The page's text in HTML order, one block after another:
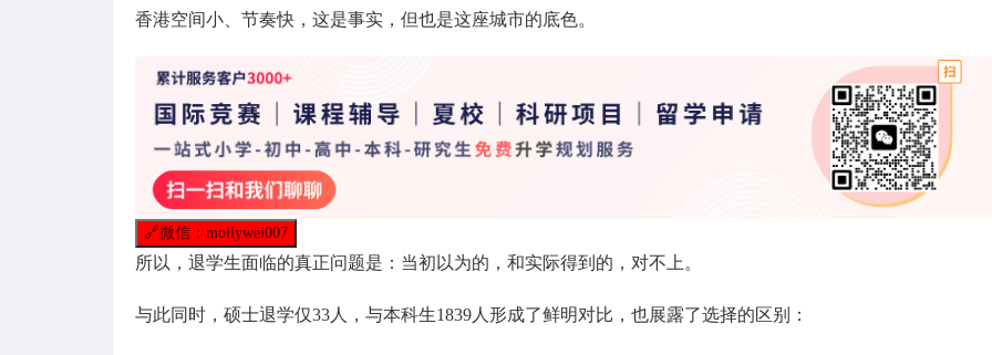
香港空间小、节奏快，这是事实，但也是这座城市的底色。
🔗微信：mollywei007
所以，退学生面临的真正问题是：当初以为的，和实际得到的，对不上。
与此同时，硕士退学仅33人，与本科生1839人形成了鲜明对比，也展露了选择的区别：